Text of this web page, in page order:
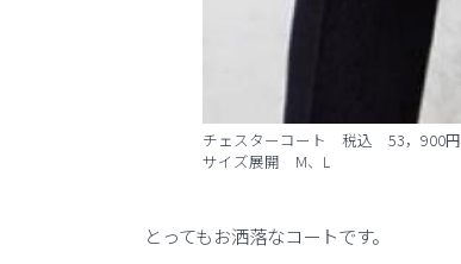
チェスターコート 税込 53，900円
サイズ展開 M、L
とってもお洒落なコートです。